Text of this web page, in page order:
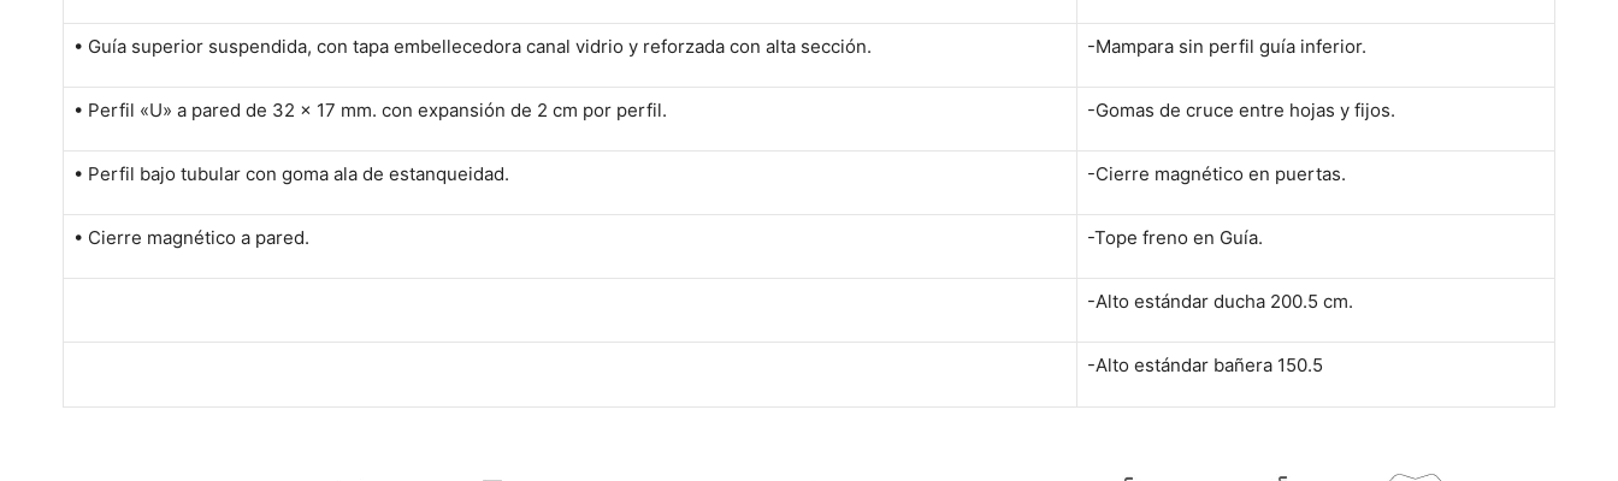
• Guía superior suspendida, con tapa embellecedora canal vidrio y reforzada con alta sección. -Mampara sin perfil guía inferior.
• Perfil «U» a pared de 32 x 17 mm. con expansión de 2 cm por perfil. -Gomas de cruce entre hojas y fijos.
• Perfil bajo tubular con goma ala de estanqueidad. -Cierre magnético en puertas.
• Cierre magnético a pared. -Tope freno en Guía.
-Alto estándar ducha 200.5 cm.
-Alto estándar bañera 150.5